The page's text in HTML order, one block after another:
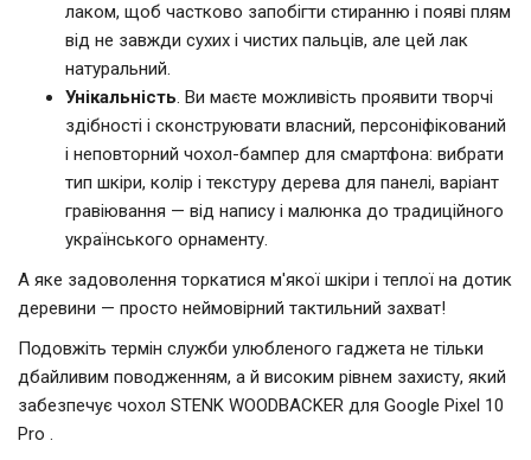
лаком, щоб частково запобігти стиранню і появі плям
від не завжди сухих і чистих пальців, але цей лак
натуральний.
Унікальність. Ви маєте можливість проявити творчі
здібності і сконструювати власний, персоніфікований
і неповторний чохол-бампер для смартфона: вибрати
тип шкіри, колір і текстуру дерева для панелі, варіант
гравіювання — від напису і малюнка до традиційного
українського орнаменту.
А яке задоволення торкатися м'якої шкіри і теплої на дотик
деревини — просто неймовірний тактильний захват!
Подовжіть термін служби улюбленого гаджета не тільки
дбайливим поводженням, а й високим рівнем захисту, який
забезпечує чохол STENK WOODBACKER для Google Pixel 10
Pro .